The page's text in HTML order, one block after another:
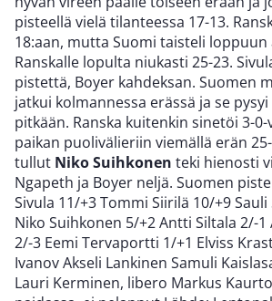
pisteellä vielä tilanteessa 17-13.
18:aan, mutta Suomi taisteli loppuun
Ranskalle lopulta niukasti 25-23.
pistettä, Boyer kahdeksan. Suomen
jatkui kolmannessa erässä ja se
pitkään. Ranska kuitenkin sinetöi 3-
paikan puolivälieriin viemällä erän
tullut Niko Suihkonen teki hienosti
Ngapeth ja Boyer neljä. Suomen
Sivula 11/+3 Tommi Siirilä 10/+9
Niko Suihkonen 5/+2 Antti Siltala 2/-
2/-3 Eemi Tervaportti 1/+1 Elviss
Ivanov Akseli Lankinen Samuli
Lauri Kerminen, libero Markus